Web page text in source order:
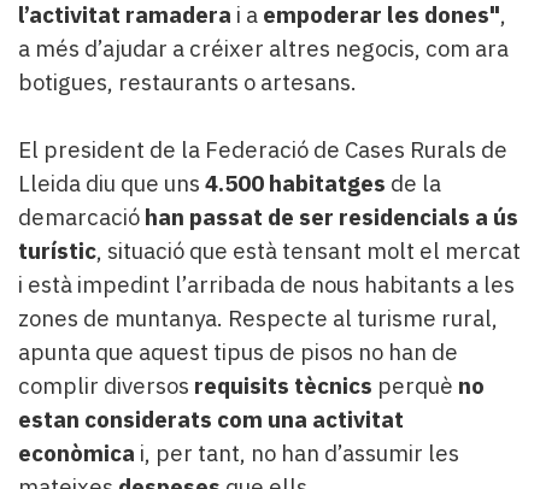
l’activitat ramadera i a empoderar les dones",
a més d’ajudar a créixer altres negocis, com ara
botigues, restaurants o artesans.
El president de la Federació de Cases Rurals de
Lleida diu que uns 4.500 habitatges de la
demarcació han passat de ser residencials a ús
turístic, situació que està tensant molt el mercat
i està impedint l’arribada de nous habitants a les
zones de muntanya. Respecte al turisme rural,
apunta que aquest tipus de pisos no han de
complir diversos requisits tècnics perquè no
estan considerats com una activitat
econòmica i, per tant, no han d’assumir les